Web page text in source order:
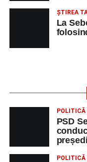
ŞTIREA
La
POLITICĂ
PSD
POLITICĂ